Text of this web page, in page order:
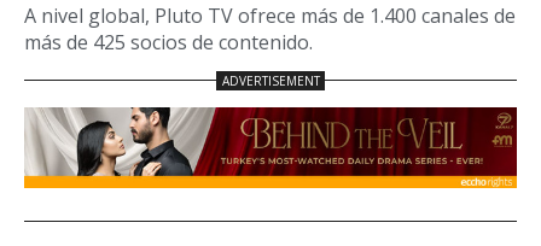
A nivel global, Pluto TV ofrece más de 1.400 canales de
más de 425 socios de contenido.